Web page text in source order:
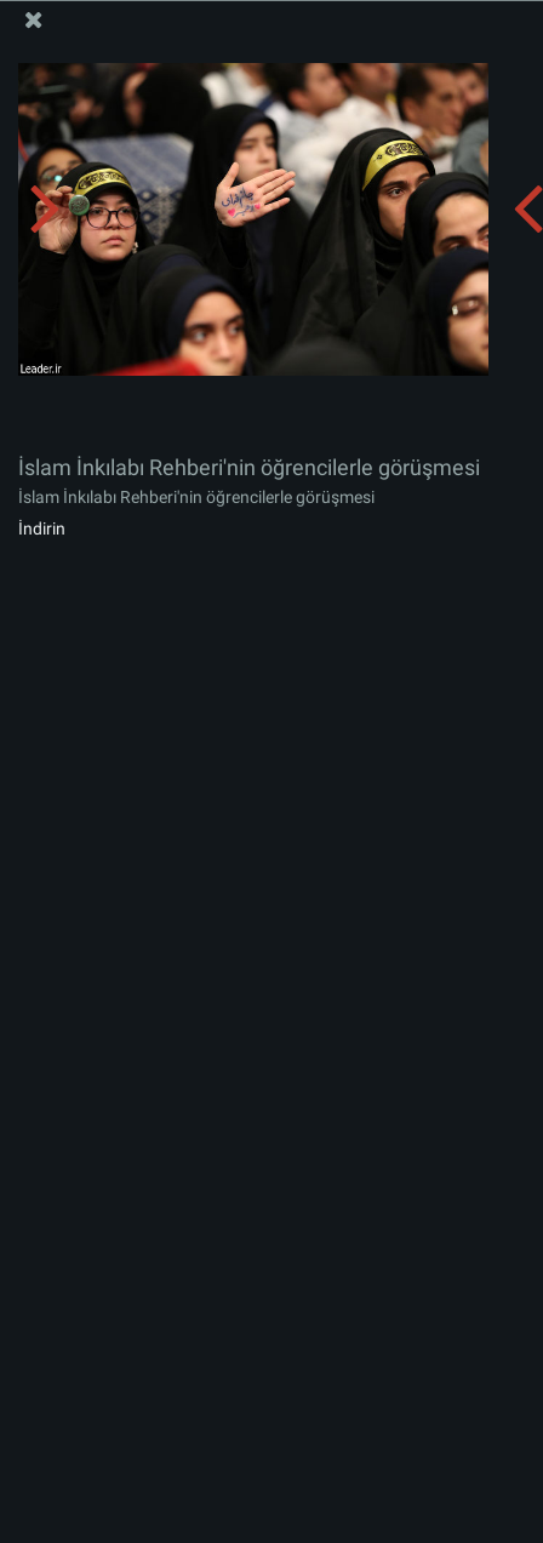
İslam İnkılabı Rehberi'nin öğrencilerle görüşmesi
Albümü indirin: zip
İslam İnkılabı Rehberi'nin öğrencilerle görüşmesi
İslam İnkılabı Rehberi'nin öğrencilerle görüşmesi
İndirin